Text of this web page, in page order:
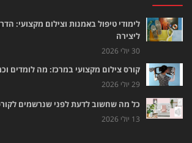
לימודי טיפול באמנות וצילום מקצועי:
ליצירה
30 יולי 2026
קורס צילום מקצועי במרכז: מה לומדים
29 יולי 2026
כל מה שחשוב לדעת לפני שנרשמים
13 יולי 2026